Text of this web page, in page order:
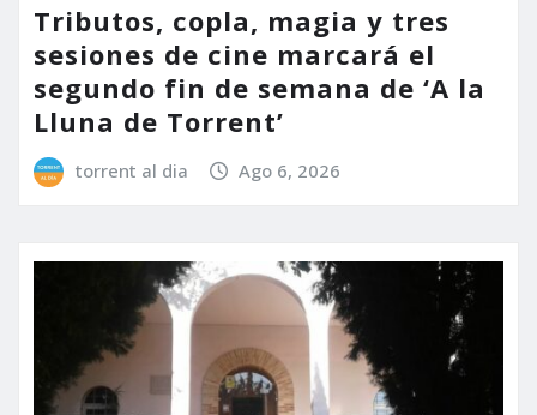
Tributos, copla, magia y tres
sesiones de cine marcará el
segundo fin de semana de ‘A la
Lluna de Torrent’
torrent al dia Ago 6, 2026